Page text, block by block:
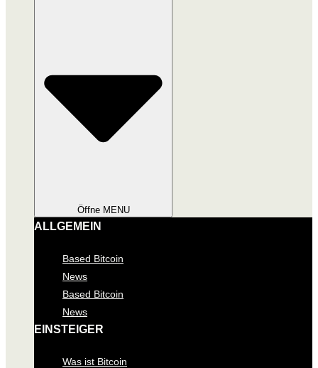
Öffne MENU
ALLGEMEIN
Based Bitcoin
News
Based Bitcoin
News
EINSTEIGER
Was ist Bitcoin